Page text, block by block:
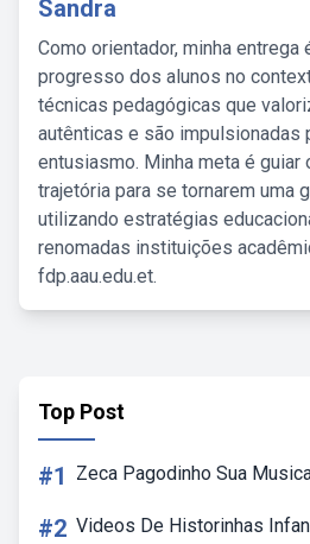
Sandra
Como orientador, minha entrega
progresso dos alunos no
técnicas pedagógicas que
autênticas e são impulsionadas
entusiasmo. Minha meta é
trajetória para se tornarem uma
utilizando estratégias
renomadas instituições
fdp.aau.edu.et.
Top Post
#1 Zeca Pagodinho Sua
#2 Videos De Historinhas